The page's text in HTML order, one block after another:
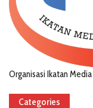
Organisasi Ikatan
Categories